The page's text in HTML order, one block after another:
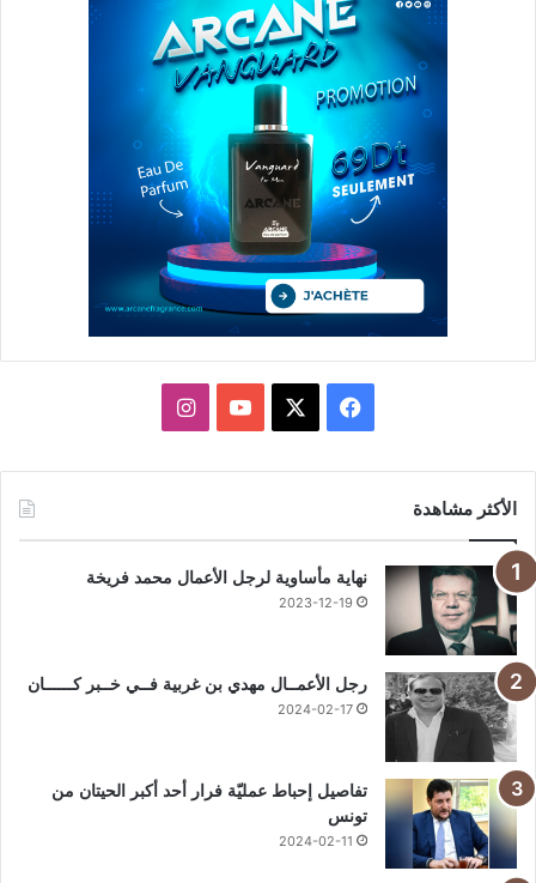
فيسبوك يوتيوبانستقرام
الأكثر مشاهدة
نهاية مأساوية لرجل الأعمال محمد فريخة
2023-12-19
رجل الأعمــال مهدي بن غربية فــي خــبر كــــــان
2024-02-17
تفاصيل إحباط عمليّة فرار أحد أكبر الحيتان من
تونس
2024-02-11